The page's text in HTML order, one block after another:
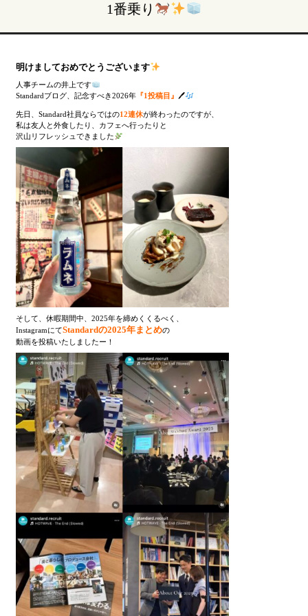
1番乗り
明けましておめでとうございます
人事チームの井上です
Standardブログ、記念すべき2026年 『1投稿目』 🖊
先日、Standard社員ならではの12連休が終わったのですが、
私は友人と外食したり、カフェへ行ったりと
沢山リフレッシュできました
そして、休暇期間中、2025年を締めくくるべく、
InstagramにてStandardの2025年まとめの
動画を投稿いたしましたー！